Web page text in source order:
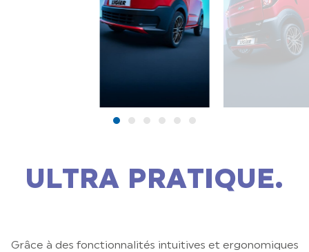
ULTRA PRATIQUE.
Grâce à des fonctionnalités intuitives et ergonomiques